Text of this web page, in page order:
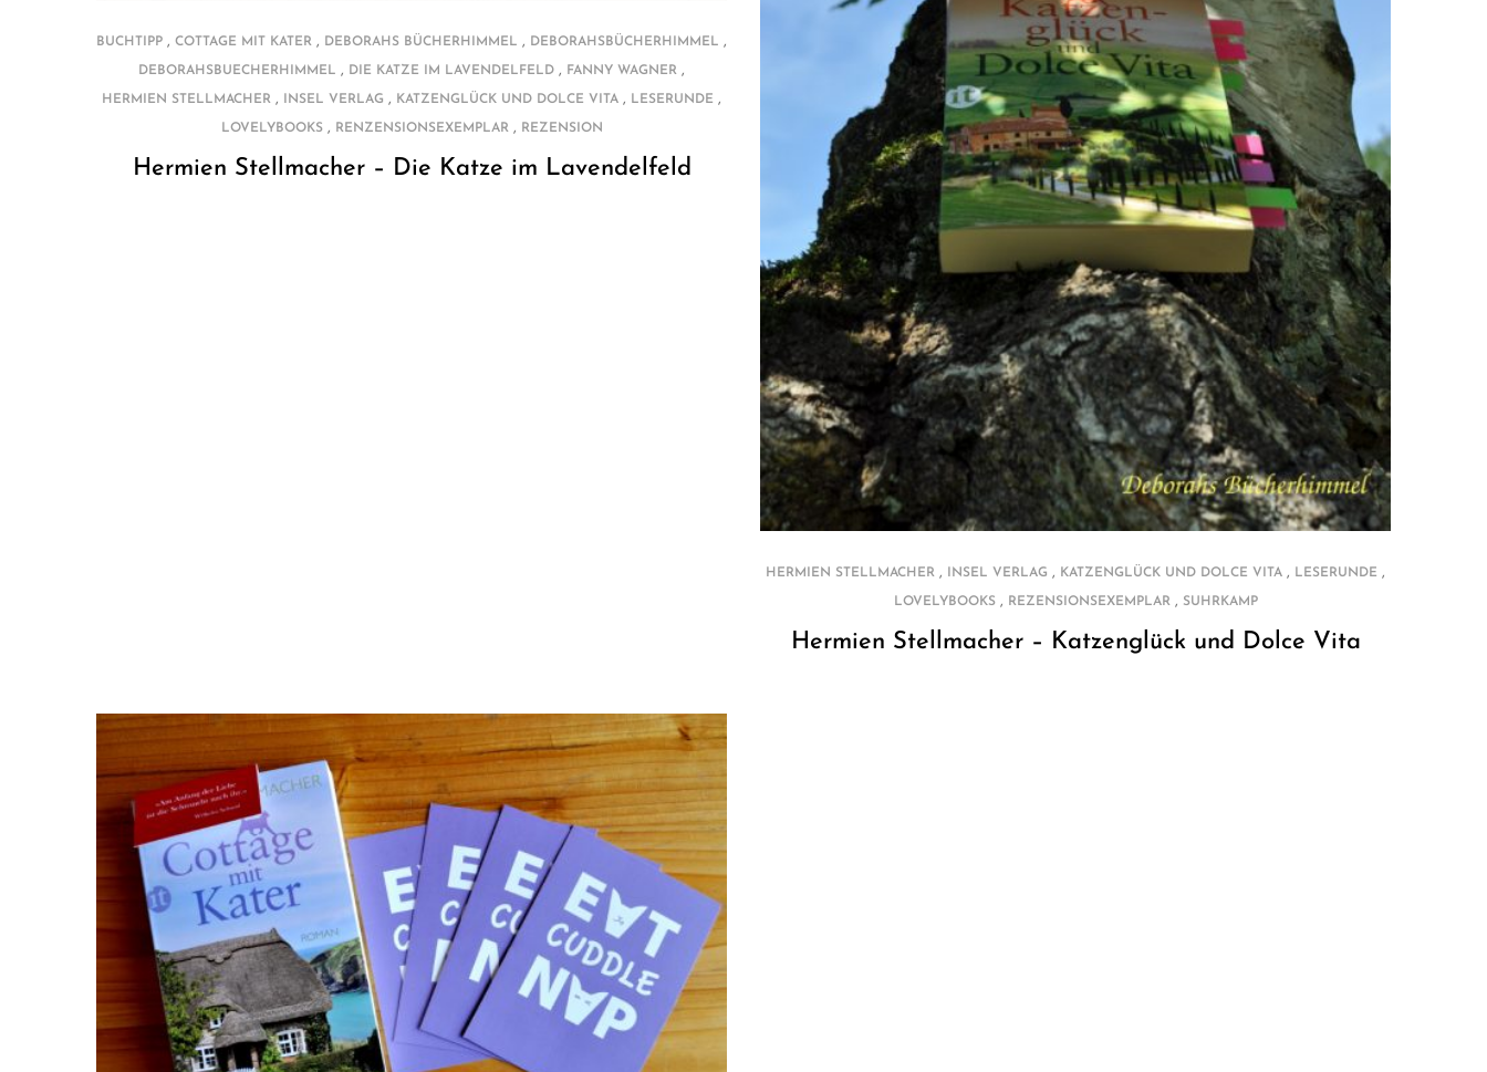
BUCHTIPP , COTTAGE MIT KATER , DEBORAHS BÜCHERHIMMEL , DEBORAHSBÜCHERHIMMEL ,
DEBORAHSBUECHERHIMMEL , DIE KATZE IM LAVENDELFELD , FANNY WAGNER ,
HERMIEN STELLMACHER , INSEL VERLAG , KATZENGLÜCK UND DOLCE VITA , LESERUNDE ,
LOVELYBOOKS, RENZENSIONSEXEMPLAR, REZENSION
Hermien Stellmacher – Die Katze im Lavendelfeld
HERMIEN STELLMACHER , INSEL VERLAG , KATZENGLÜCK UND DOLCE VITA , LESERUNDE ,
LOVELYBOOKS, REZENSIONSEXEMPLAR, SUHRKAMP
Hermien Stellmacher – Katzenglück und Dolce Vita